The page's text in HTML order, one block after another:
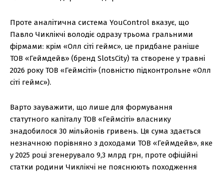
Проте аналітична система YouControl вказує, що
Павло Чиклікчі володіє одразу трьома гральними
фірмами: крім «Олл сіті геймс», це придбане раніше
ТОВ «Геймдейв» (бренд SlotsCity) та створене у травні
2026 року ТОВ «Геймсіті» (повністю підконтрольне «Олл
сіті геймс»).
Варто зауважити, що лише для формування
статутного капіталу ТОВ «Геймсіті» власнику
знадобилося 30 мільйонів гривень. Ця сума здається
незначною порівняно з доходами ТОВ «Геймдейв», яке
у 2025 році згенерувало 9,3 млрд грн, проте офіційні
статки родини Чиклікчі не пояснюють походження